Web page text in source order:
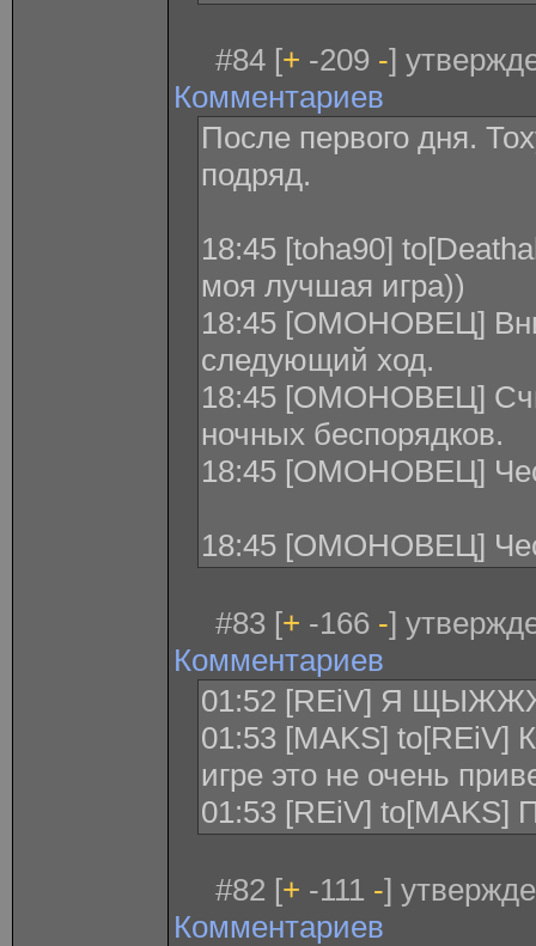
#84 [+ -209 -]
Комментариев
После первого дня.
подряд.
18:45 [toha90]
моя лучшая игра))
18:45 [ОМОНОВЕЦ]
следующий ход.
18:45 [ОМОНОВЕЦ]
ночных беспорядков.
18:45 [ОМОНОВЕЦ]
18:45 [ОМОНОВЕЦ]
#83 [+ -166 -]
Комментариев
01:52 [REiV] Я
01:53 [MAKS] to[REiV]
игре это не очень
01:53 [REiV]
#82 [+ -111 -]
Комментариев